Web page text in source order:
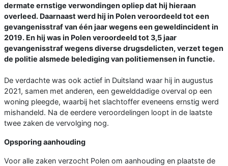
dermate ernstige verwondingen opliep dat hij hieraan
overleed. Daarnaast werd hij in Polen veroordeeld tot een
gevangenisstraf van één jaar wegens een geweldincident in
2019. En hij was in Polen veroordeeld tot 3,5 jaar
gevangenisstraf wegens diverse drugsdelicten, verzet tegen
de politie alsmede belediging van politiemensen in functie.
De verdachte was ook actief in Duitsland waar hij in augustus
2021, samen met anderen, een gewelddadige overval op een
woning pleegde, waarbij het slachtoffer eveneens ernstig werd
mishandeld. Na de eerdere veroordelingen loopt in de laatste
twee zaken de vervolging nog.
Opsporing aanhouding
Voor alle zaken verzocht Polen om aanhouding en plaatste de